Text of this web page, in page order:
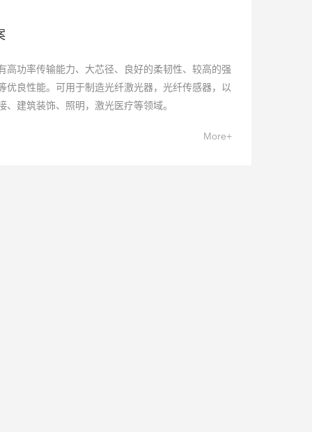
高功率传输能力、大芯径、良好的柔韧性、较高的强
优良性能。可用于制造光纤激光器，光纤传感器，以
建筑装饰、照明，激光医疗等领域。
More+